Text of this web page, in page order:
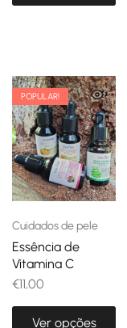
POPULAR!
Cuidados de pele
Essência de
Vitamina C
€11,00
Ver opções